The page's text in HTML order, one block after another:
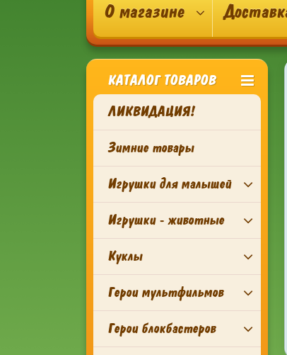
О магазине
КАТАЛОГ ТОВАРОВ
ЛИКВИДАЦИЯ!
Зимние товары
Игрушки для малышей
Игрушки - животные
Куклы
Герои мультфильмов
Герои блокбастеров